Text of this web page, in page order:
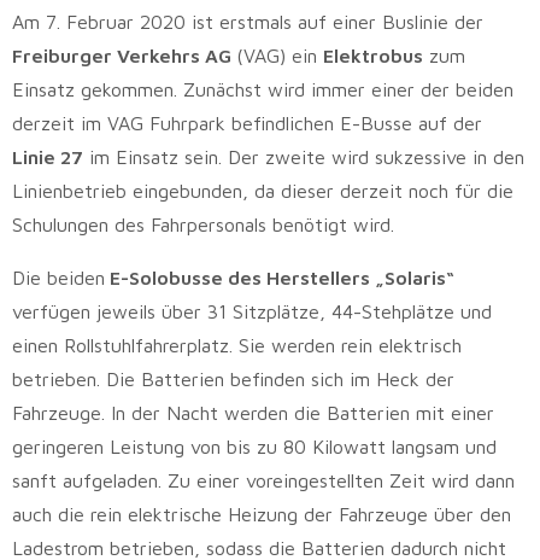
Am 7. Februar 2020 ist erstmals auf einer Buslinie der
Freiburger Verkehrs AG (VAG) ein Elektrobus zum
Einsatz gekommen. Zunächst wird immer einer der beiden
derzeit im VAG Fuhrpark befindlichen E-Busse auf der
Linie 27 im Einsatz sein. Der zweite wird sukzessive in den
Linienbetrieb eingebunden, da dieser derzeit noch für die
Schulungen des Fahrpersonals benötigt wird.
Die beiden E-Solobusse des Herstellers „Solaris“
verfügen jeweils über 31 Sitzplätze, 44-Stehplätze und
einen Rollstuhlfahrerplatz. Sie werden rein elektrisch
betrieben. Die Batterien befinden sich im Heck der
Fahrzeuge. In der Nacht werden die Batterien mit einer
geringeren Leistung von bis zu 80 Kilowatt langsam und
sanft aufgeladen. Zu einer voreingestellten Zeit wird dann
auch die rein elektrische Heizung der Fahrzeuge über den
Ladestrom betrieben, sodass die Batterien dadurch nicht